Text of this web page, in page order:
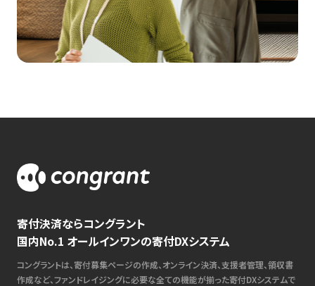
寄付決済ならコングラント
国内No.1 オールインワンの寄付DXシステム
コングラントは、寄付募集ページの作成、オンライン決済、支援者管理、領収書
作成など、ファンドレイジングに必要な全ての機能が揃った寄付DXシステムで